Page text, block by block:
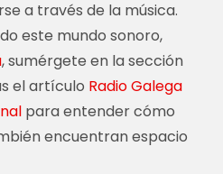
a través de la música.
este mundo sonoro,
, sumérgete en la sección
el artículo Radio Galega
para entender cómo
encuentran espacio